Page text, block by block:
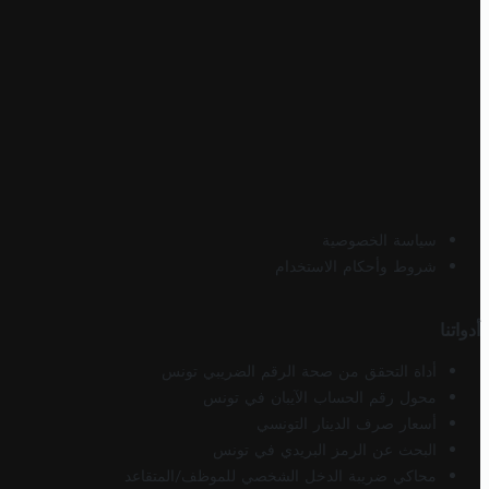
سياسة الخصوصية
شروط وأحكام الاستخدام
أدواتنا
أداة التحقق من صحة الرقم الضريبي تونس
محول رقم الحساب الآيبان في تونس
أسعار صرف الدينار التونسي
البحث عن الرمز البريدي في تونس
محاكي ضريبة الدخل الشخصي للموظف/المتقاعد